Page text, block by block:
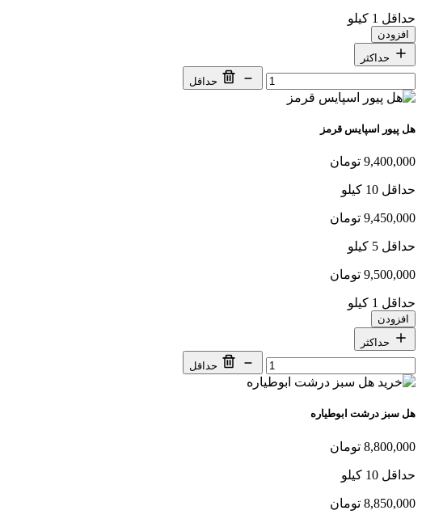
حداقل 1 کیلو
افزودن
حداکثر
حداقل
هل پیور اسپایس قرمز
9,400,000 تومان
حداقل 10 کیلو
9,450,000 تومان
حداقل 5 کیلو
9,500,000 تومان
حداقل 1 کیلو
افزودن
حداکثر
حداقل
هل سبز درشت ابوطیاره
8,800,000 تومان
حداقل 10 کیلو
8,850,000 تومان